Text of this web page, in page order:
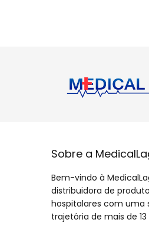
Sobre a
Bem-vindo à
distribuidora de
hospitalares com uma
trajetória de mais de